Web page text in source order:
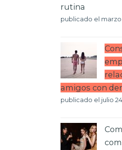
rutina
publicado el marzo
amigos con
publicado el julio